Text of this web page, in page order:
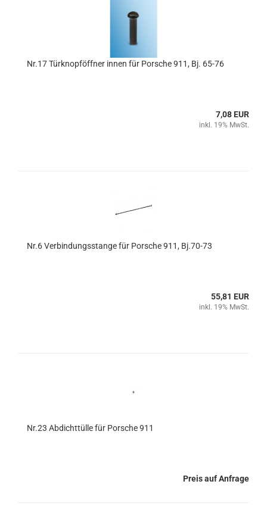
Nr.17 Türknopföffner innen für Porsche 911, Bj. 65-76
7,08 EUR
inkl. 19% MwSt.
Nr.6 Verbindungsstange für Porsche 911, Bj.70-73
55,81 EUR
inkl. 19% MwSt.
Nr.23 Abdichttülle für Porsche 911
Preis auf Anfrage